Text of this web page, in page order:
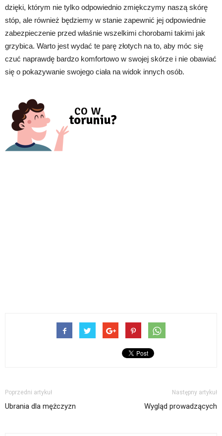
dzięki, którym nie tylko odpowiednio zmiękczymy naszą skórę
stóp, ale również będziemy w stanie zapewnić jej odpowiednie
zabezpieczenie przed właśnie wszelkimi chorobami takimi jak
grzybica. Warto jest wydać te parę złotych na to, aby móc się
czuć naprawdę bardzo komfortowo w swojej skórze i nie obawiać
się o pokazywanie swojego ciała na widok innych osób.
Poprzedni artykuł
Ubrania dla mężczyzn
Następny artykuł
Wygląd prowadzących